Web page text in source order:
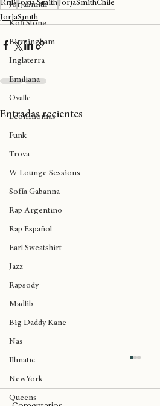
jazz
JorjaSmith
Kofi Stone
Birmingham
Inglaterra
Emiliana
Ovalle
LeonThomas
Funk
Trova
W Lounge Sessions
Sofía Gabanna
Rap Argentino
Rap Español
Earl Sweatshirt
Jazz
Rapsody
Madlib
Big Daddy Kane
Nas
Illmatic
NewYork
RnBJorja SmithJorjaSmithChile
JorjaSmith
Entradas recientes